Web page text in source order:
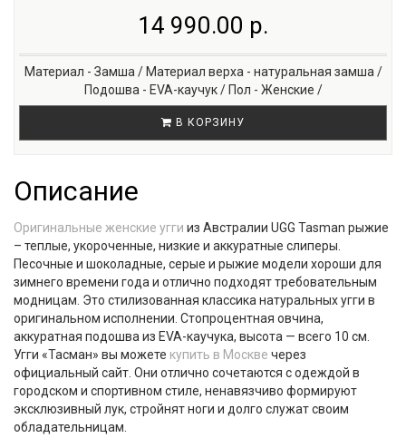
14 990.00 р.
Материал - Замша / Материал верха - натуральная замша /
Подошва - EVA-каучук / Пол - Женские /
В КОРЗИНУ
Описание
Оригинальные женские угги из Австралии UGG Tasman рыжие
– теплые, укороченные, низкие и аккуратные слиперы.
Песочные и шоколадные, серые и рыжие модели хороши для
зимнего времени года и отлично подходят требовательным
модницам. Это стилизованная классика натуральных угги в
оригинальном исполнении. Стопроцентная овчина,
аккуратная подошва из EVA-каучука, высота — всего 10 см.
Угги «Тасман» вы можете купить в Москве через
официальный сайт. Они отлично сочетаются с одеждой в
городском и спортивном стиле, ненавязчиво формируют
эксклюзивный лук, стройнят ноги и долго служат своим
обладательницам.